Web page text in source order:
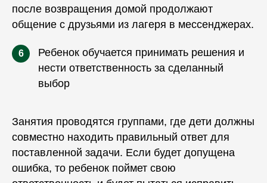
после возвращения домой продолжают
общение с друзьями из лагеря в мессенджерах.
6
Ребенок обучается принимать решения и
нести ответственность за сделанный
выбор
Занятия проводятся группами, где дети должны
совместно находить правильный ответ для
поставленной задачи. Если будет допущена
ошибка, то ребенок поймет свою